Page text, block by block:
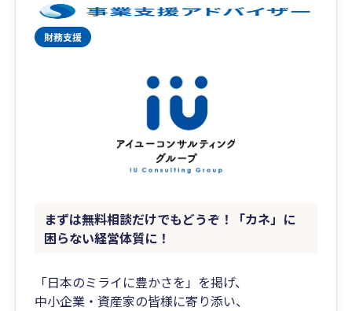
まずは無料相談だけでもどうぞ！「カネ」に
困らない経営体質に！
「日本のミライに豊かさを」を掲げ、
中小企業・資産家の皆様に寄り添い、